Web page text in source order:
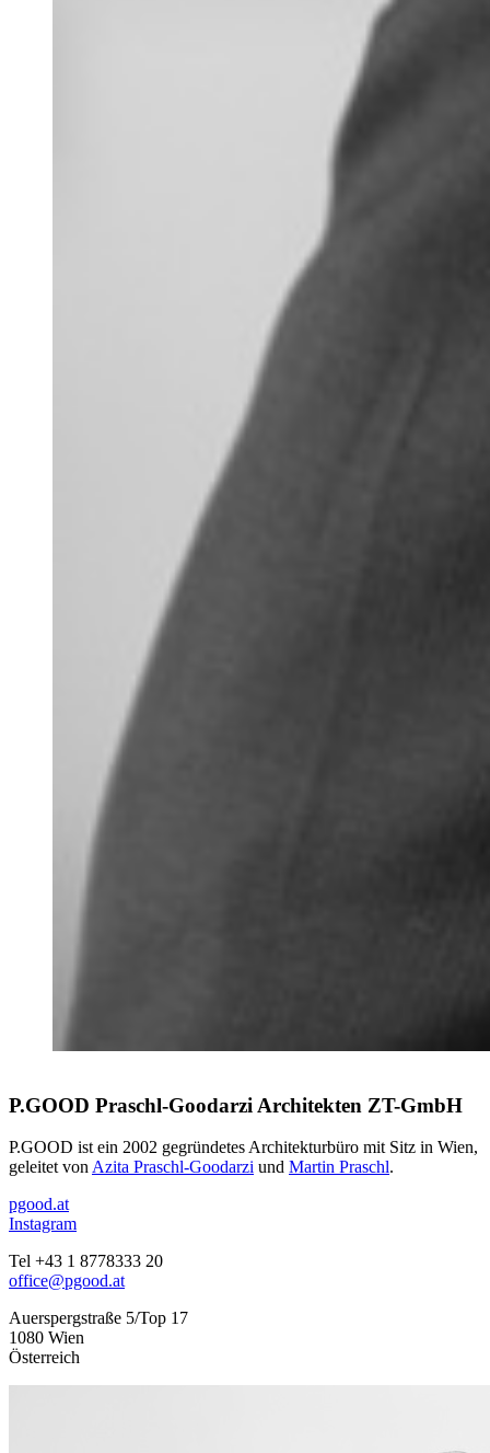
P.GOOD Praschl-Goodarzi Architekten ZT-GmbH
P.GOOD ist ein 2002 gegründetes Architekturbüro mit Sitz in Wien,
geleitet vonAzita Praschl-Goodarzi und Martin Praschl.
pgood.at
Instagram
Tel +43 1 8778333 20
office@pgood.at
Auerspergstraße 5/Top 17
1080 Wien
Österreich